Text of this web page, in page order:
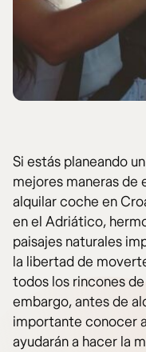
Si estás planeando
mejores maneras de
alquilar coche en
en el Adriático,
paisajes naturales
la libertad de
todos los rincones
embargo, antes de
importante conocer
ayudarán a hacer la